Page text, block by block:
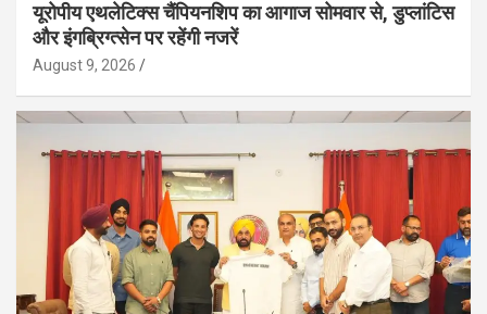
यूरोपीय एथलेटिक्स चैंपियनशिप का आगाज सोमवार से, डुप्लांटिस
और इंगब्रिग्त्सेन पर रहेंगी नजरें
August 9, 2026